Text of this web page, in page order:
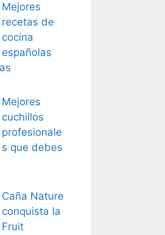
Mejores
recetas de
cocina
españolas
Mejores
cuchillos
profesionale
s que debes
Caña Nature
conquista la
Fruit